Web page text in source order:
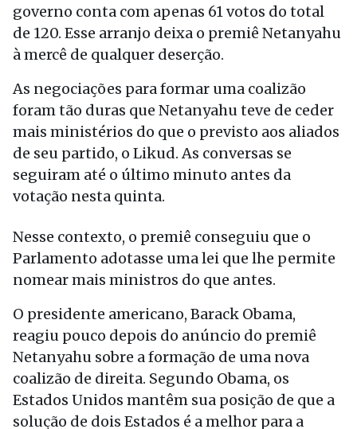
governo conta com apenas 61 votos do total
de 120. Esse arranjo deixa o premiê Netanyahu
à mercê de qualquer deserção.
As negociações para formar uma coalizão
foram tão duras que Netanyahu teve de ceder
mais ministérios do que o previsto aos aliados
de seu partido, o Likud. As conversas se
seguiram até o último minuto antes da
votação nesta quinta.
Nesse contexto, o premiê conseguiu que o
Parlamento adotasse uma lei que lhe permite
nomear mais ministros do que antes.
O presidente americano, Barack Obama,
reagiu pouco depois do anúncio do premiê
Netanyahu sobre a formação de uma nova
coalizão de direita. Segundo Obama, os
Estados Unidos mantêm sua posição de que a
solução de dois Estados é a melhor para a